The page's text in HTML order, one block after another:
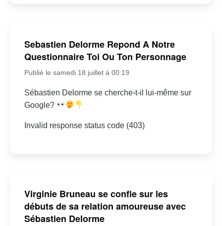
Sebastien Delorme Repond A Notre
Questionnaire Toi Ou Ton Personnage
Publié le samedi 18 juillet à 00:19
Sébastien Delorme se cherche-t-il lui-même sur
Google?
Invalid response status code (403)
Virginie Bruneau se confie sur les
débuts de sa relation amoureuse avec
Sébastien Delorme